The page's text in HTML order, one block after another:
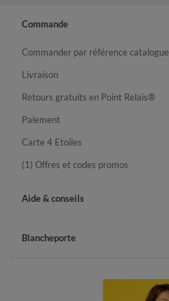
Commande
Commander par référence catalogue
Livraison
Retours gratuits en Point Relais®
Paiement
Carte 4 Etoiles
(1) Offres et codes promos
Aide & conseils
Blancheporte